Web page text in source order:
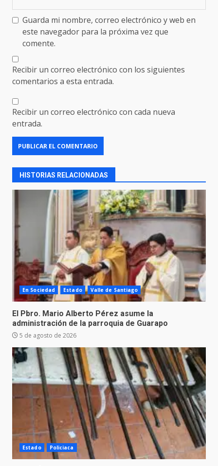
Guarda mi nombre, correo electrónico y web en
este navegador para la próxima vez que
comente.
Recibir un correo electrónico con los siguientes
comentarios a esta entrada.
Recibir un correo electrónico con cada nueva
entrada.
HISTORIAS RELACIONADAS
En Sociedad Estado Valle de Santiago
El Pbro. Mario Alberto Pérez asume la
administración de la parroquia de Guarapo
5 de agosto de 2026
Estado Policiaca